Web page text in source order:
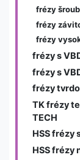
frézy
frézy
frézy
frézy s
frézy s
frézy
TK frézy
TECH
HSS frézy
HSS frézy